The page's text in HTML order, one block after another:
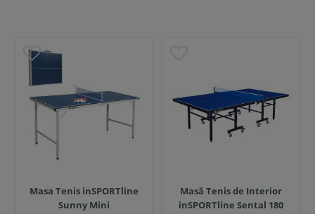
Masa Tenis inSPORTline
Sunny Mini
Masă Tenis de Interior
inSPORTline Sental 180